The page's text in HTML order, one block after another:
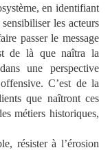
en identifiant
les acteurs
passer le message
de là que naîtra la
une perspective
C’est de la
que naîtront ces
métiers historiques,
résister à l’érosion